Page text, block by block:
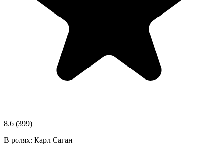
8.6 (399)
В ролях: Карл Саган